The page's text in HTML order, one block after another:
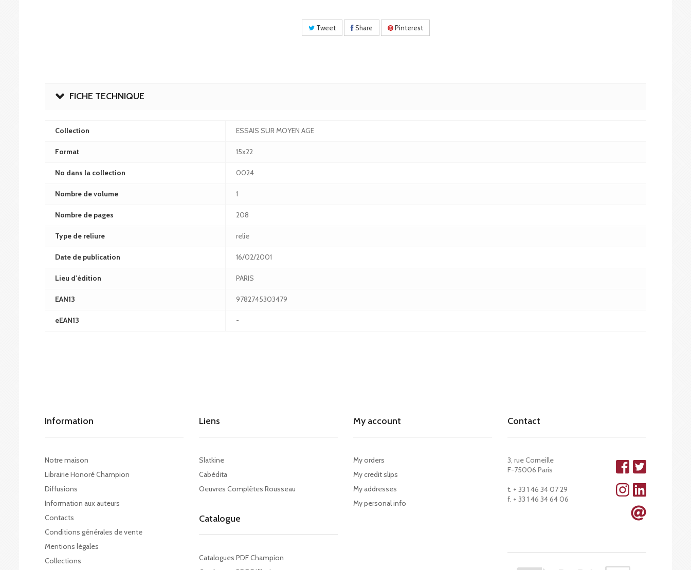
Tweet Share Pinterest
FICHE TECHNIQUE
Collection ESSAIS SUR MOYEN AGE
Format 15x22
No dans la collection 0024
Nombre de volume 1
Nombre de pages 208
Type de reliure relie
Date de publication 16/02/2001
Lieu d'édition PARIS
EAN13 9782745303479
eEAN13 -
Information
Notre maison
Librairie Honoré Champion
Diffusions
Information aux auteurs
Contacts
Conditions générales de vente
Mentions légales
Collections
Liens
Slatkine
Cabédita
Oeuvres Complètes Rousseau
Catalogue
Catalogues PDF Champion
My account
My orders
My credit slips
My addresses
My personal info
Contact
3, rue Corneille
F-75006 Paris
t. + 33 1 46 34 07 29
f. + 33 1 46 34 64 06